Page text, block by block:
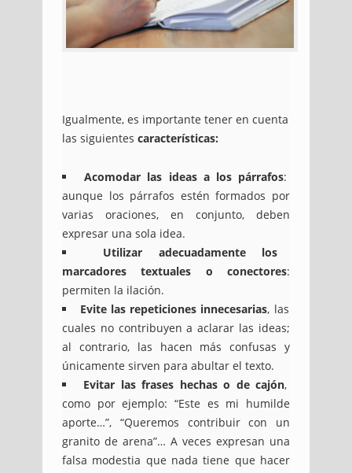
Igualmente, es importante tener en cuenta
las siguientes características:
Acomodar las ideas a los párrafos:
aunque los párrafos estén formados por
varias oraciones, en conjunto, deben
expresar una sola idea.
Utilizar adecuadamente los
marcadores textuales o conectores:
permiten la ilación.
Evite las repeticiones innecesarias, las
cuales no contribuyen a aclarar las ideas;
al contrario, las hacen más confusas y
únicamente sirven para abultar el texto.
Evitar las frases hechas o de cajón,
como por ejemplo: “Este es mi humilde
aporte…”, “Queremos contribuir con un
granito de arena”… A veces expresan una
falsa modestia que nada tiene que hacer